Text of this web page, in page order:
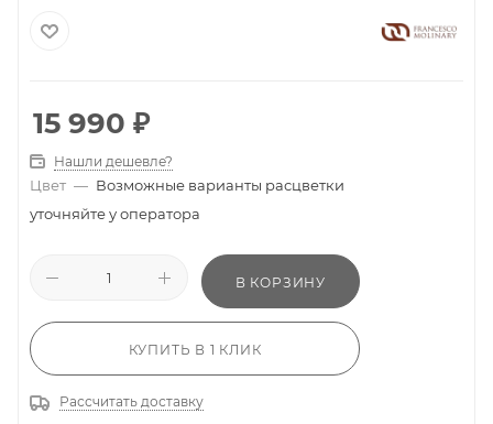
15 990 ₽
Нашли дешевле?
Цвет — Возможные варианты расцветки
уточняйте у оператора
В КОРЗИНУ
КУПИТЬ В 1 КЛИК
Рассчитать доставку